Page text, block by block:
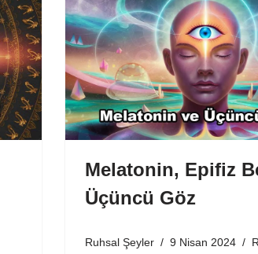
Melatonin, Epifiz
Üçüncü Göz
Ruhsal Şeyler 9 Nisan 2024